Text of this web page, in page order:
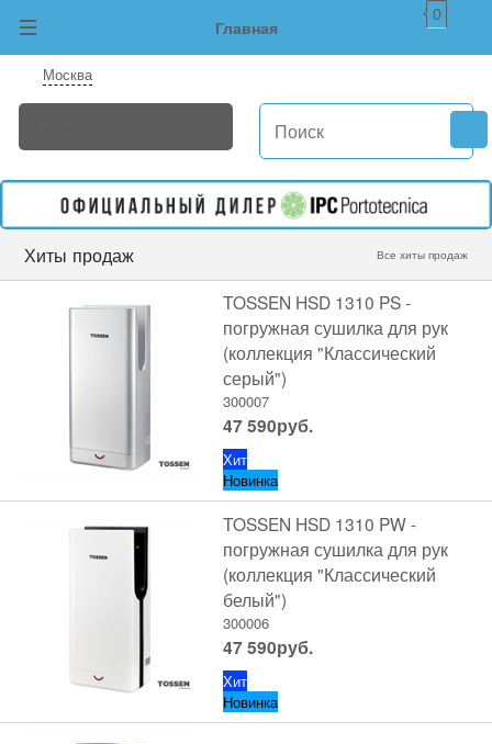
Главная
0
Москва
Хиты продаж Все хиты продаж
TOSSEN HSD 1310 PS -
погружная сушилка для рук
(коллекция "Классический
серый")
300007
47 590руб.
Хит
Новинка
TOSSEN HSD 1310 PW -
погружная сушилка для рук
(коллекция "Классический
белый")
300006
47 590руб.
Хит
Новинка